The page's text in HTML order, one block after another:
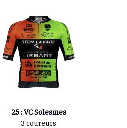
25 : VC Solesmes
3 coureurs